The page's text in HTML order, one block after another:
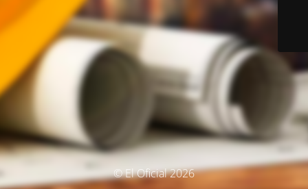
© El Oficial 2026